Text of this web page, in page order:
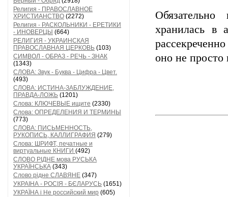
Религия - ПРАВОСЛАВНОЕ
ХРИСТИАНСТВО (2272)
Религия - РАСКОЛЬНИКИ - ЕРЕТИКИ
- ИНОВЕРЦЫ (664)
РЕЛИГИЯ - УКРАИНСКАЯ
ПРАВОСЛАВНАЯ ЦЕРКОВЬ (103)
СИМВОЛ - ОБРАЗ - РЕЧЬ - ЗНАК
(1343)
СЛОВА: Звук - Буква - Цифра - Цвет.
(493)
СЛОВА: ИСТИНА-ЗАБЛУЖДЕНИЕ,
ПРАВДА-ЛОЖЬ (1201)
Слова: КЛЮЧЕВЫЕ ищите (2330)
Слова: ОПРЕДЕЛЕНИЯ И ТЕРМИНЫ
(773)
СЛОВА: ПИСЬМЕННОСТЬ,
РУКОПИСЬ, КАЛЛИГРАФИЯ (279)
Слова: ШРИФТ, печатные и
виртуальные КНИГИ (492)
СЛОВО РІДНЕ мова РУСЬКА
УКРАЇНСЬКА (343)
Слово рідне СЛАВЯНЕ (347)
УКРАІНА - РОСІЯ - БЄЛАРУСЬ (1651)
УКРАЇНА і Не российский мир (605)
хранилась в
оно не просто